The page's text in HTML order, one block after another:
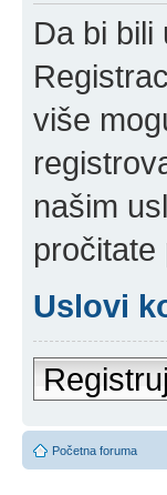
Da bi bili
više
našim
pročitate
Uslovi
Početna foruma